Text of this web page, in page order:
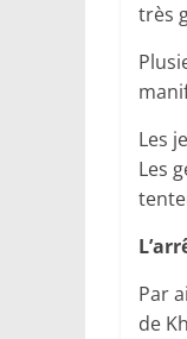
très
Les
Les
Par
de